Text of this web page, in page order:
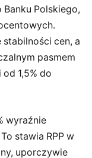
Polskiego,
stabilności cen, a
pasmem
1,5% do
wyraźnie
stawia RPP w
uporczywie